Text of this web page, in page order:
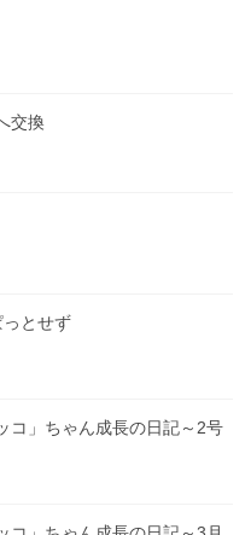
交換
とせず
コ」ちゃん成長の日記～2号